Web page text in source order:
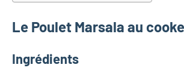
Le Poulet Marsala au
Ingrédients